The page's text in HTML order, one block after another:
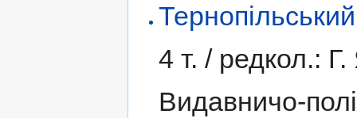
4 т. /редкол.: Г.
Видавничо-